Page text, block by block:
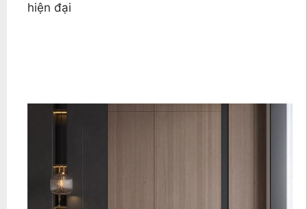
hiện đại